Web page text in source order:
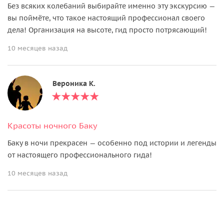
Без всяких колебаний выбирайте именно эту экскурсию —
вы поймёте, что такое настоящий профессионал своего
дела! Организация на высоте, гид просто потрясающий!
10 месяцев назад
Вероника К.
Красоты ночного Баку
Баку в ночи прекрасен — особенно под истории и легенды
от настоящего профессионального гида!
10 месяцев назад